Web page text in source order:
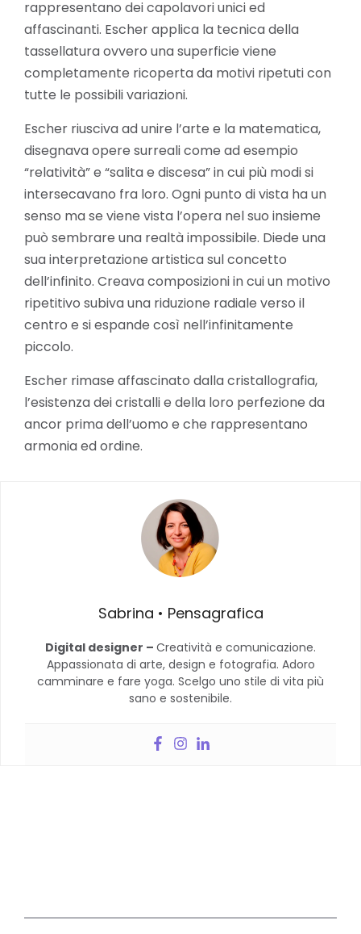
rappresentano dei capolavori unici ed
affascinanti. Escher applica la tecnica della
tassellatura ovvero una superficie viene
completamente ricoperta da motivi ripetuti con
tutte le possibili variazioni.
Escher riusciva ad unire l’arte e la matematica,
disegnava opere surreali come ad esempio
“relatività” e “salita e discesa” in cui più modi si
intersecavano fra loro. Ogni punto di vista ha un
senso ma se viene vista l’opera nel suo insieme
può sembrare una realtà impossibile. Diede una
sua interpretazione artistica sul concetto
dell’infinito. Creava composizioni in cui un motivo
ripetitivo subiva una riduzione radiale verso il
centro e si espande così nell’infinitamente
piccolo.
Escher rimase affascinato dalla cristallografia,
l’esistenza dei cristalli e della loro perfezione da
ancor prima dell’uomo e che rappresentano
armonia ed ordine.
Sabrina • Pensagrafica
Digital designer – Creatività e comunicazione.
Appassionata di arte, design e fotografia. Adoro
camminare e fare yoga. Scelgo uno stile di vita più
sano e sostenibile.